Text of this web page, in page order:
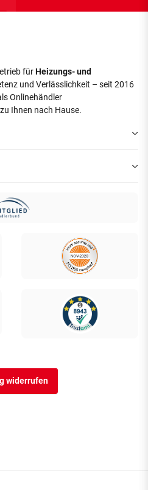
fürHeizungs- und
und Verlässlichkeit – seit 2016
Onlinehändler
Ihnen nach Hause.
widerrufen